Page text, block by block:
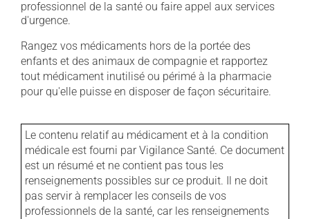
professionnel de la santé ou faire appel aux services
d'urgence.
Rangez vos médicaments hors de la portée des
enfants et des animaux de compagnie et rapportez
tout médicament inutilisé ou périmé à la pharmacie
pour qu'elle puisse en disposer de façon sécuritaire.
Le contenu relatif au médicament et à la condition
médicale est fourni par Vigilance Santé. Ce document
est un résumé et ne contient pas tous les
renseignements possibles sur ce produit. Il ne doit
pas servir à remplacer les conseils de vos
professionnels de la santé, car les renseignements